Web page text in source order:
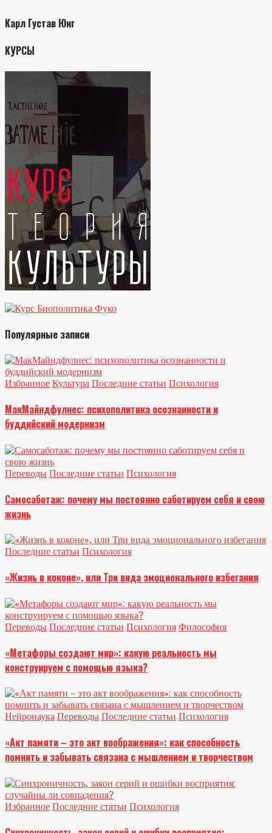
Карл Густав Юнг
КУРСЫ
Популярные записи
Избранное Культура Последние статьи Психология
МакМайндфулнес: психополитика осознанности и
буддийский модернизм
Переводы Последние статьи Психология
Самосаботаж: почему мы постоянно саботируем себя и свою
жизнь
Последние статьи Психология
«Жизнь в коконе», или Три вида эмоционального избегания
Переводы Последние статьи Психология Философия
«Метафоры создают мир»: какую реальность мы
конструируем с помощью языка?
Нейронаука Переводы Последние статьи Психология
«Акт памяти – это акт воображения»: как способность
помнить и забывать связана с мышлением и творчеством
Избранное Последние статьи Психология